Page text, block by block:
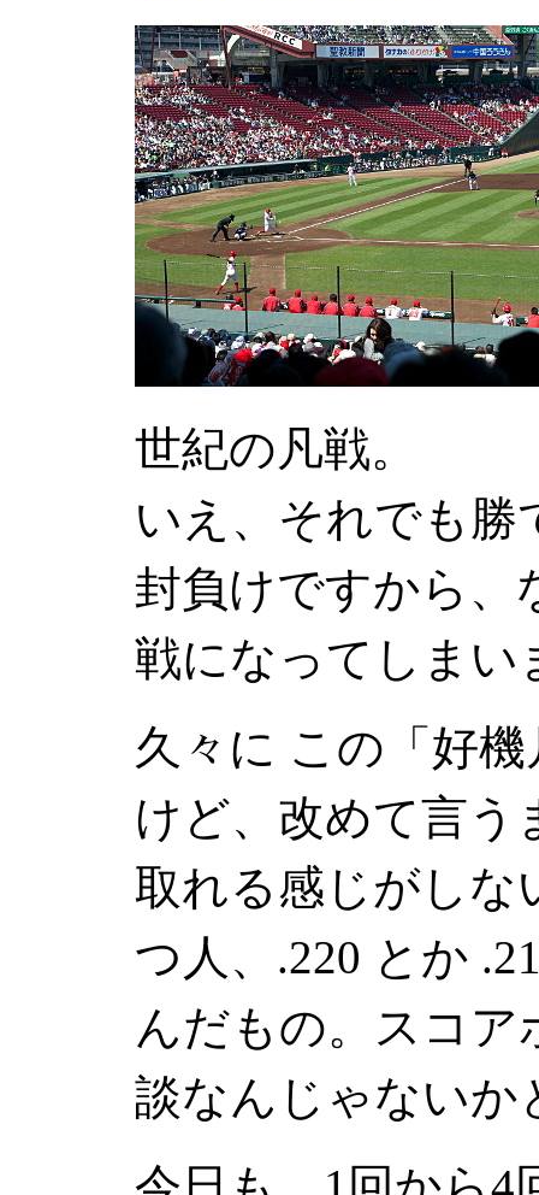
世紀の凡戦。
いえ、それでも
封負けですから、
戦になってしまい
久々に この「好
けど、改めて言う
取れる感じがしな
つ人、.220 とか
んだもの。スコア
談なんじゃないか